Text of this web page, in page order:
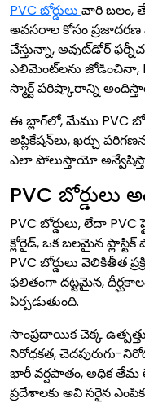
PVC బోర్డులు వారి బలం,
అవసరాల కోసం
చేస్తున్నా, అవుట్‌డోర్
ఎలిమెంట్‌లను జోడించినా,
స్మార్ట్ పరిష్కారాన్ని
ఈ బ్లాగ్‌లో, మేము PVC
అప్లికేషన్‌లు, ఖర్చు
ఎలా పోలుస్తాయో
PVC బోర్డులు
PVC బోర్డులు, లేదా
క్లోరైడ్, ఒక బలమైన
PVC బోర్డులు
ఫలితంగా దట్టమైన,
ఏర్పడుతుంది.
సాంప్రదాయిక చెక్క
నిరోధకత, చెదపురుగు-
భారీ వర్షపాతం, అధిక తేమ
ప్రదేశాలకు అవి సరైన